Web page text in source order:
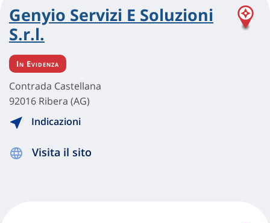
Genyio Servizi E Soluzioni
S.r.l.
In Evidenza
Contrada Castellana
92016 Ribera (AG)
Indicazioni
Visita il sito